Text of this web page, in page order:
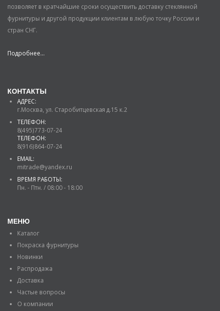
позволяет в кратчайшие сроки осуществить доставку стеклянной
фурнитуры и другой продукции клиентам в любую точку России и
стран СНГ.
Подробнее...
КОНТАКТЫ
АДРЕС:
г.Москва, ул. Старобитцевская д.15 к.2
ТЕЛЕФОН:
8(495)773-07-24
ТЕЛЕФОН:
8(916)864-07-24
EMAIL:
mitrade@yandex.ru
ВРЕМЯ РАБОТЫ:
Пн. - Птн. / 08:00 - 18:00
МЕНЮ
Каталог
Покраска фурнитуры
Новинки
Распродажа
Доставка
Частые вопросы
О компании